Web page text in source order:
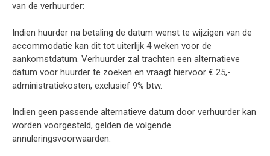
van de verhuurder:
Indien huurder na betaling de datum wenst te wijzigen van de
accommodatie kan dit tot uiterlijk 4 weken voor de
aankomstdatum. Verhuurder zal trachten een alternatieve
datum voor huurder te zoeken en vraagt hiervoor € 25,-
administratiekosten, exclusief 9% btw.
Indien geen passende alternatieve datum door verhuurder kan
worden voorgesteld, gelden de volgende
annuleringsvoorwaarden: